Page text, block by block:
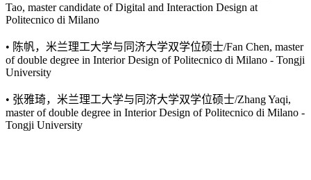
Tao, master candidate of Digital and Interaction Design at
Politecnico di Milano
• 陈帆，米兰理工大学与同济大学双学位硕士/Fan Chen, master
of double degree in Interior Design of Politecnico di Milano - Tongji
University
• 张雅琦，米兰理工大学与同济大学双学位硕士/Zhang Yaqi,
master of double degree in Interior Design of Politecnico di Milano -
Tongji University